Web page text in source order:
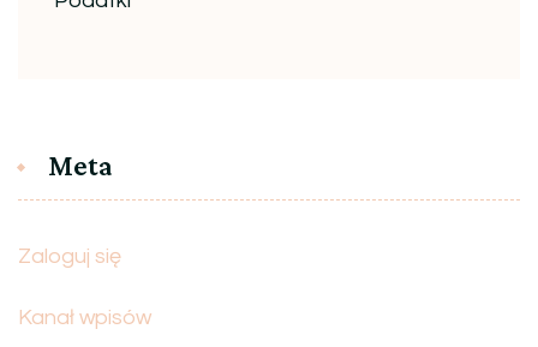
Meta
Zaloguj się
Kanał wpisów